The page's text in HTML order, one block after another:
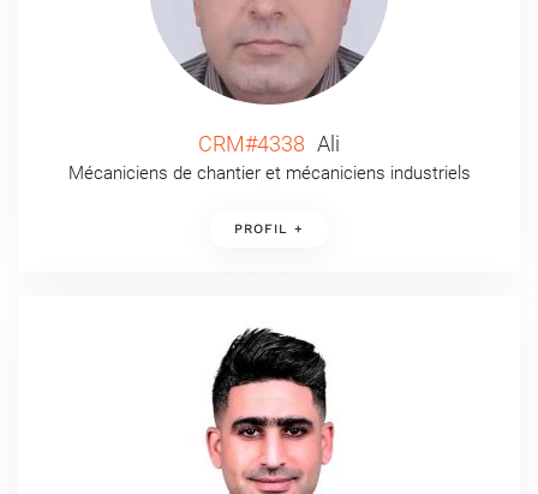
CRM#4338 Ali
Mécaniciens de chantier et mécaniciens industriels
PROFIL +